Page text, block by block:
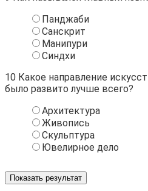
Панджаби
Санскрит
Манипури
Синдхи
10 Какое направление
было развито лучше всего?
Архитектура
Живопись
Скульптура
Ювелирное дело
Показать результат